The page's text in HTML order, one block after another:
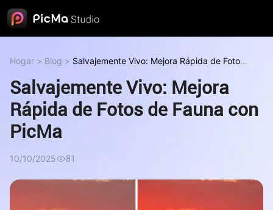
Hogar > Blog > Salvajemente Vivo: Mejora Rápida de Fotos
Salvajemente Vivo: Mejora
Rápida de Fotos de Fauna con
PicMa
10/10/2025 81